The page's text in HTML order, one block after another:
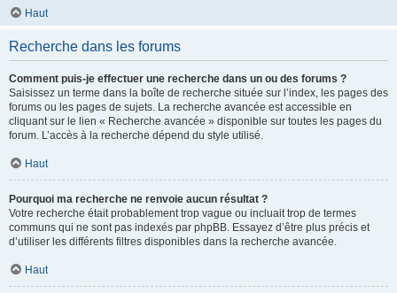
Haut
Recherche dans les forums
Comment puis-je effectuer une recherche dans un ou des forums ?
Saisissez un terme dans la boîte de recherche située sur l’index, les pages des
forums ou les pages de sujets. La recherche avancée est accessible en
cliquant sur le lien « Recherche avancée » disponible sur toutes les pages du
forum. L’accès à la recherche dépend du style utilisé.
Haut
Pourquoi ma recherche ne renvoie aucun résultat ?
Votre recherche était probablement trop vague ou incluait trop de termes
communs qui ne sont pas indexés par phpBB. Essayez d’être plus précis et
d’utiliser les différents filtres disponibles dans la recherche avancée.
Haut